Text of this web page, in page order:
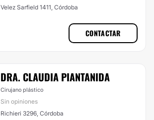
Velez Sarfield 1411, Córdoba
CONTACTAR
DRA. CLAUDIA PIANTANIDA
Cirujano plástico
Sin opiniones
Richieri 3296, Córdoba